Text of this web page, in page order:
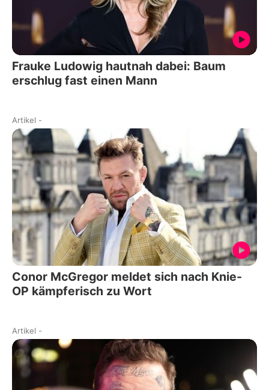
Frauke Ludowig hautnah dabei: Baum
erschlug fast einen Mann
Artikel -
Conor McGregor meldet sich nach Knie-
OP kämpferisch zu Wort
Artikel -